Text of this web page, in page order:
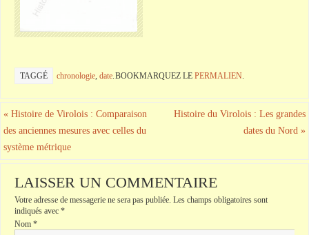
TAGGÉ chronologie, date.BOOKMARQUEZ LE PERMALIEN.
« Histoire de Virolois : Comparaison
des anciennes mesures avec celles du
système métrique
Histoire du Virolois : Les grandes
dates du Nord »
LAISSER UN COMMENTAIRE
Votre adresse de messagerie ne sera pas publiée. Les champs obligatoires sont
indiqués avec *
Nom *